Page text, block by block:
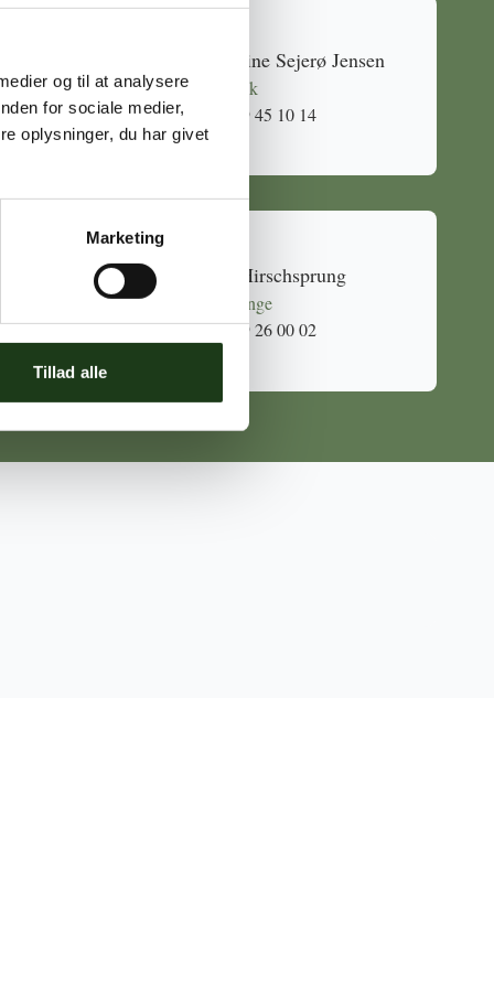
og til at analysere
for sociale medier,
oplysninger, du har givet
Marketing
Tillad alle
Caroline Sejerø Jensen
Holbæk
59 45 10 14
Mia Hirschsprung
Svinninge
59 26 00 02